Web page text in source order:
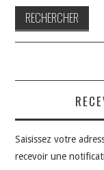
Saisissez votre
recevoir une